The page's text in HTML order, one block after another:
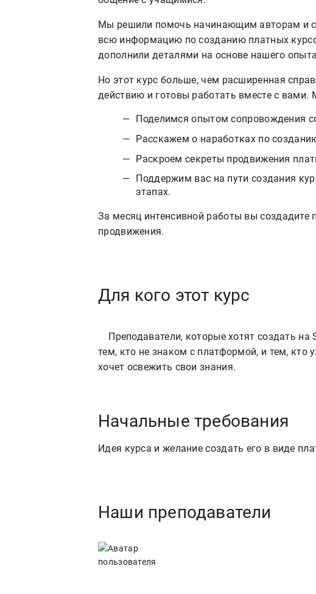
Мы решили помочь начинающим авторам и
всю информацию по созданию платных
дополнили деталями на основе нашего
Но этот курс больше, чем расширенная
действию и готовы работать вместе с вами.
Поделимся опытом сопровождения
Расскажем о наработках по
Раскроем секреты продвижения
Поддержим вас на пути создания
этапах.
За месяц интенсивной работы вы создадите
продвижения.
Для кого этот курс
тем, кто не знаком с платформой, и тем, кто
Начальные требования
Идея курса и желание создать его в виде
Наши преподаватели